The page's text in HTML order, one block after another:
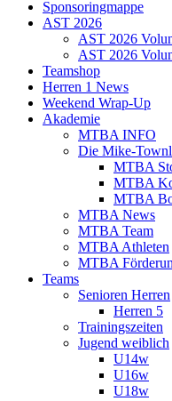
Sponsoringmappe
AST 2026
AST 2026
AST 2026
Teamshop
Herren 1 News
Weekend Wrap-Up
Akademie
MTBA INFO
Die Mike-
MTBA
MTBA
MTBA
MTBA News
MTBA Team
MTBA Athleten
MTBA
Teams
Senioren Herren
Herren 5
Trainingszeiten
Jugend weiblich
U14w
U16w
U18w